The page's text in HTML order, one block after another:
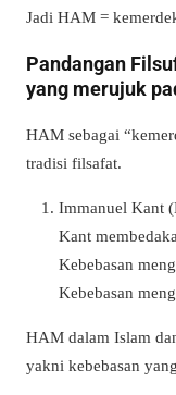
Jadi HAM =
Pandangan
yang merujuk
HAM sebagai
tradisi filsafat.
Immanuel Kant
Kant
Kebebasan
Kebebasan
HAM dalam Islam
yakni kebebasan